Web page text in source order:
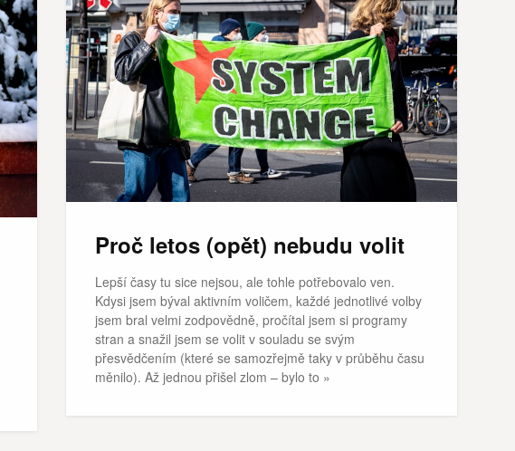
Proč letos (opět) nebudu volit
Lepší časy tu sice nejsou, ale tohle potřebovalo ven.
Kdysi jsem býval aktivním voličem, každé jednotlivé volby
jsem bral velmi zodpovědně, pročítal jsem si programy
stran a snažil jsem se volit v souladu se svým
přesvědčením (které se samozřejmě taky v průběhu času
měnilo). Až jednou přišel zlom – bylo to »